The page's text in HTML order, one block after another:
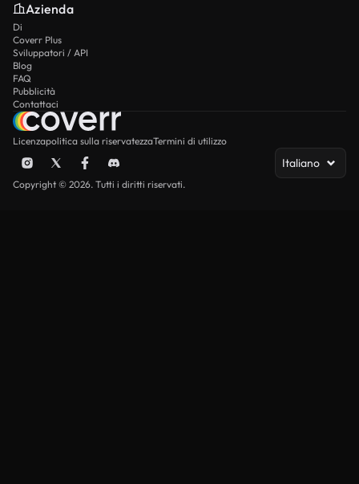
Azienda
Di
Coverr Plus
Sviluppatori / API
Blog
FAQ
Pubblicità
Contattaci
Licenzapolitica sulla riservatezzaTermini di utilizzo
Italiano
Copyright © 2026. Tutti i diritti riservati.